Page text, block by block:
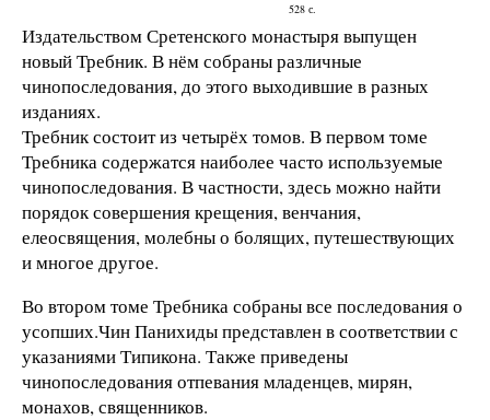
528 с.
Издательством Сретенского монастыря выпущен
новый Требник. В нём собраны различные
чинопоследования, до этого выходившие в разных
изданиях.
Требник состоит из четырёх томов. В первом томе
Требника содержатся наиболее часто используемые
чинопоследования. В частности, здесь можно найти
порядок совершения крещения, венчания,
елеосвящения, молебны о болящих, путешествующих
и многое другое.
Во втором томе Требника собраны все последования о
усопших.Чин Панихиды представлен в соответствии с
указаниями Типикона. Также приведены
чинопоследования отпевания младенцев, мирян,
монахов, священников.